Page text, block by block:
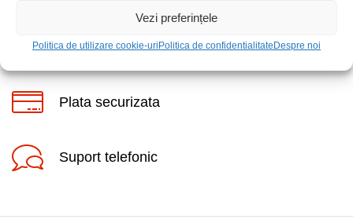
Vezi preferințele
Politica de utilizare cookie-uri Politica de confidentialitate Despre noi
Posibilitate retur
Plata securizata
Suport telefonic